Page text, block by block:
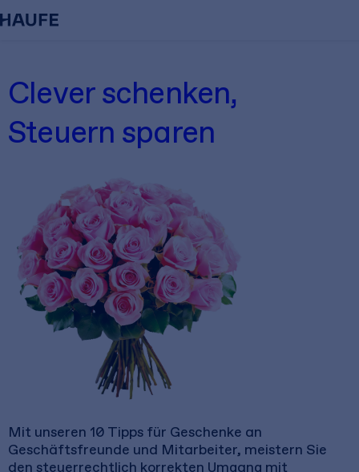
Clever schenken,
Steuern sparen
Mit unseren 10 Tipps für Geschenke an
Geschäftsfreunde und Mitarbeiter, meistern Sie
den steuerrechtlich korrekten Umgang mit